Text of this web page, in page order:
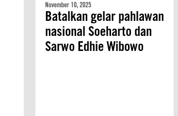
November 10, 2025
Batalkan gelar pahlawan
nasional Soeharto dan
Sarwo Edhie Wibowo